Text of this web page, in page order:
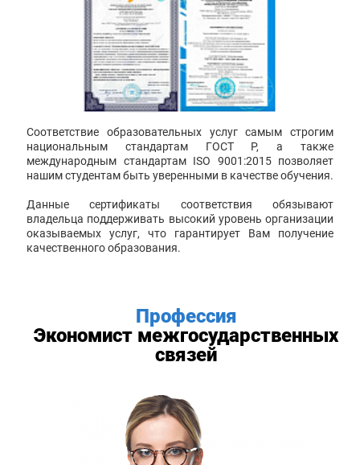
Соответствие образовательных услуг самым строгим
национальным стандартам ГОСТ Р, а также
международным стандартам ISO 9001:2015 позволяет
нашим студентам быть уверенными в качестве обучения.
Данные сертификаты соответствия обязывают
владельца поддерживать высокий уровень организации
оказываемых услуг, что гарантирует Вам получение
качественного образования.
Профессия
Экономист межгосударственных
связей